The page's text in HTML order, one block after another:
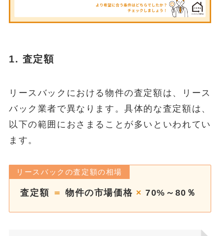
1. 査定額
リースバックにおける物件の査定額は、リース
バック業者で異なります。具体的な査定額は、
以下の範囲におさまることが多いといわれてい
ます。
リースバックの査定額の相場
査定額 ＝ 物件の市場価格 × 70%～80％